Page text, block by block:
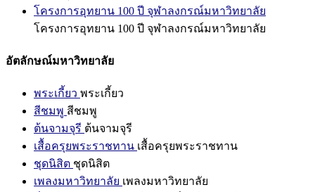
โครงการอุทยาน 100 ปี จุฬาลงกรณ์มหาวิทยาลัย
โครงการอุทยาน 100 ปี จุฬาลงกรณ์มหาวิทยาลัย
อัตลักษณ์มหาวิทยาลัย
พระเกี้ยว พระเกี้ยว
สีชมพู สีชมพู
ต้นจามจุรี ต้นจามจุรี
เสื้อครุยพระราชทาน เสื้อครุยพระราชทาน
ชุดนิสิต ชุดนิสิต
เพลงมหาวิทยาลัย เพลงมหาวิทยาลัย